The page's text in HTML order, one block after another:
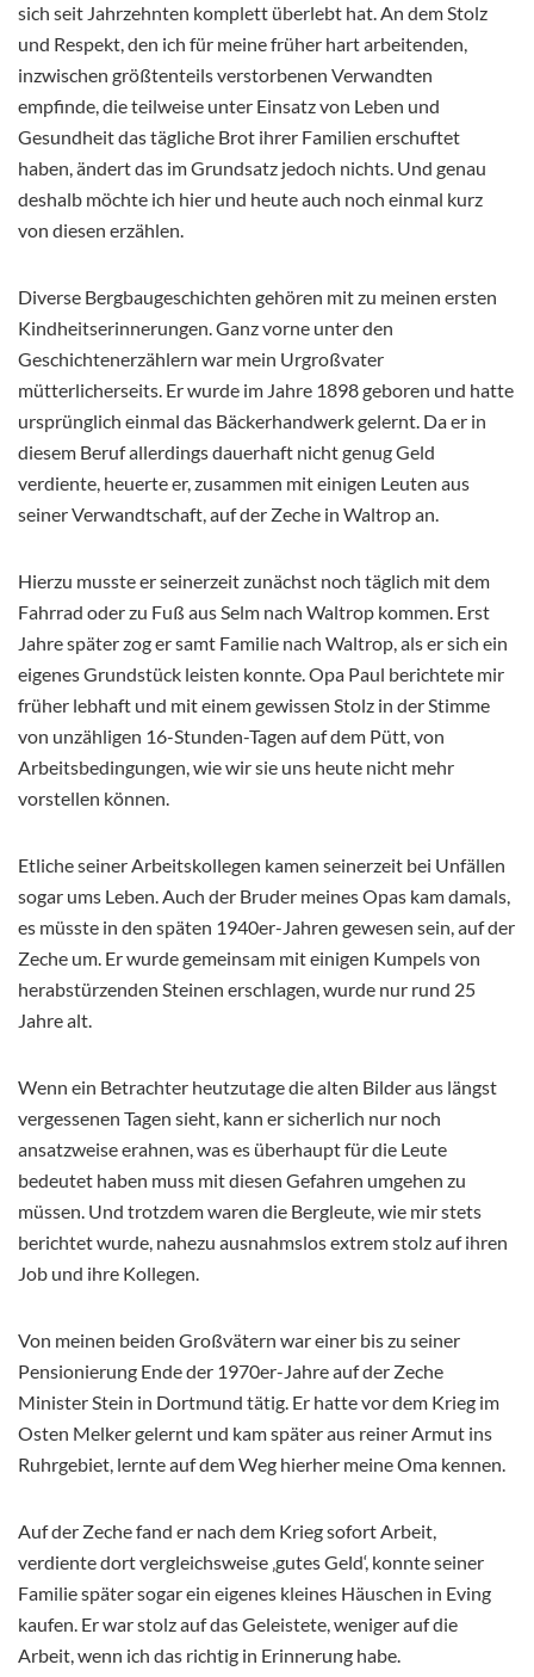
sich seit Jahrzehnten komplett überlebt hat. An dem Stolz
und Respekt, den ich für meine früher hart arbeitenden,
inzwischen größtenteils verstorbenen Verwandten
empfinde, die teilweise unter Einsatz von Leben und
Gesundheit das tägliche Brot ihrer Familien erschuftet
haben, ändert das im Grundsatz jedoch nichts. Und genau
deshalb möchte ich hier und heute auch noch einmal kurz
von diesen erzählen.
Diverse Bergbaugeschichten gehören mit zu meinen ersten
Kindheitserinnerungen. Ganz vorne unter den
Geschichtenerzählern war mein Urgroßvater
mütterlicherseits. Er wurde im Jahre 1898 geboren und hatte
ursprünglich einmal das Bäckerhandwerk gelernt. Da er in
diesem Beruf allerdings dauerhaft nicht genug Geld
verdiente, heuerte er, zusammen mit einigen Leuten aus
seiner Verwandtschaft, auf der Zeche in Waltrop an.
Hierzu musste er seinerzeit zunächst noch täglich mit dem
Fahrrad oder zu Fuß aus Selm nach Waltrop kommen. Erst
Jahre später zog er samt Familie nach Waltrop, als er sich ein
eigenes Grundstück leisten konnte. Opa Paul berichtete mir
früher lebhaft und mit einem gewissen Stolz in der Stimme
von unzähligen 16-Stunden-Tagen auf dem Pütt, von
Arbeitsbedingungen, wie wir sie uns heute nicht mehr
vorstellen können.
Etliche seiner Arbeitskollegen kamen seinerzeit bei Unfällen
sogar ums Leben. Auch der Bruder meines Opas kam damals,
es müsste in den späten 1940er-Jahren gewesen sein, auf der
Zeche um. Er wurde gemeinsam mit einigen Kumpels von
herabstürzenden Steinen erschlagen, wurde nur rund 25
Jahre alt.
Wenn ein Betrachter heutzutage die alten Bilder aus längst
vergessenen Tagen sieht, kann er sicherlich nur noch
ansatzweise erahnen, was es überhaupt für die Leute
bedeutet haben muss mit diesen Gefahren umgehen zu
müssen. Und trotzdem waren die Bergleute, wie mir stets
berichtet wurde, nahezu ausnahmslos extrem stolz auf ihren
Job und ihre Kollegen.
Von meinen beiden Großvätern war einer bis zu seiner
Pensionierung Ende der 1970er-Jahre auf der Zeche
Minister Stein in Dortmund tätig. Er hatte vor dem Krieg im
Osten Melker gelernt und kam später aus reiner Armut ins
Ruhrgebiet, lernte auf dem Weg hierher meine Oma kennen.
Auf der Zeche fand er nach dem Krieg sofort Arbeit,
verdiente dort vergleichsweise ‚gutes Geld‘, konnte seiner
Familie später sogar ein eigenes kleines Häuschen in Eving
kaufen. Er war stolz auf das Geleistete, weniger auf die
Arbeit, wenn ich das richtig in Erinnerung habe.